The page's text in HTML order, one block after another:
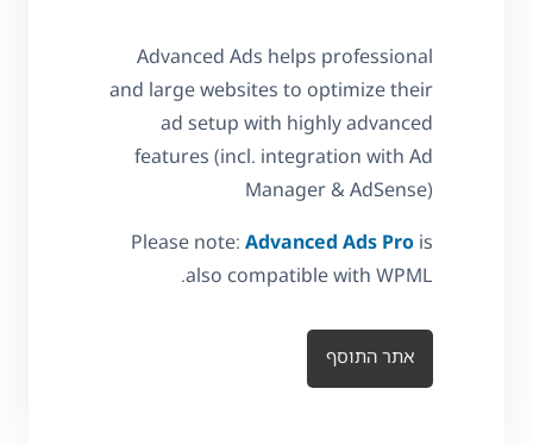
Advanced Ads helps professional
and large websites to optimize their
ad setup with highly advanced
features (incl. integration with Ad
Manager & AdSense)
Please note: Advanced Ads Pro is
also compatible with WPML.
אתר התוסף